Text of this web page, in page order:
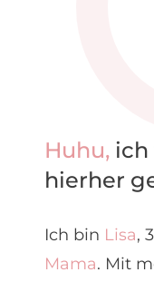
Huhu, ich
hierher
Ich bin Lisa,
Mama. Mit